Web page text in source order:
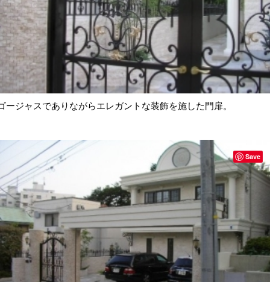
ージャスでありながらエレガントな装飾を施した門扉。
Save